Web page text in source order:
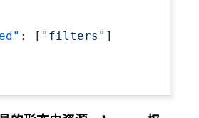
: [ "filters" ]